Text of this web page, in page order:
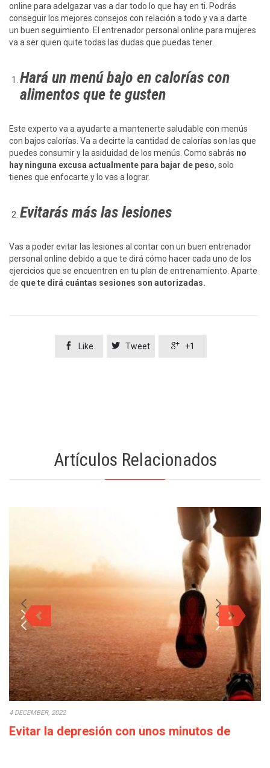
online para adelgazar vas a dar todo lo que hay en ti. Podrás
conseguir los mejores consejos con relación a todo y va a darte
un buen seguimiento. El entrenador personal online para mujeres
va a ser quien quite todas las dudas que puedas tener.
Hará un menú bajo en calorías con
alimentos que te gusten
Este experto va a ayudarte a mantenerte saludable con menús
con bajos calorías. Va a decirte la cantidad de calorías son las que
puedes consumir y la asiduidad de los menús. Como sabrás no
hay ninguna excusa actualmente para bajar de peso, solo
tienes que enfocarte y lo vas a lograr.
Evitarás más las lesiones
Vas a poder evitar las lesiones al contar con un buen entrenador
personal online debido a que te dirá cómo hacer cada uno de los
ejercicios que se encuentren en tu plan de entrenamiento. Aparte
de que te dirá cuántas sesiones son autorizadas.
 Like  Tweet  +1
Artículos Relacionados
4 DECEMBER, 2022
Evitar la depresión con unos minutos de